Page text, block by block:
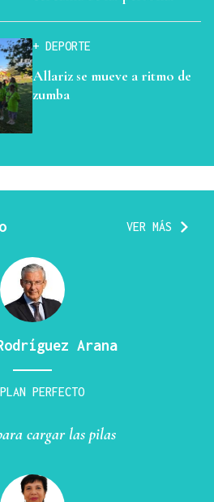
+ DEPORTE
Allariz se mueve a ritmo de
zumba
VER MÁS
Arana
PERFECTO
cargar las pilas